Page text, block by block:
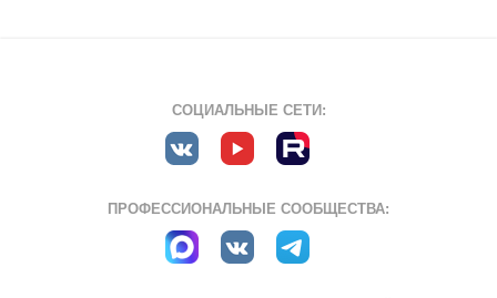
СОЦИАЛЬНЫЕ СЕТИ:
ПРОФЕССИОНАЛЬНЫЕ СООБЩЕСТВА: